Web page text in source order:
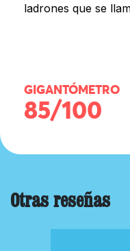
ladrones que se
GIGANTÓMETRO
85/100
Otras reseñas